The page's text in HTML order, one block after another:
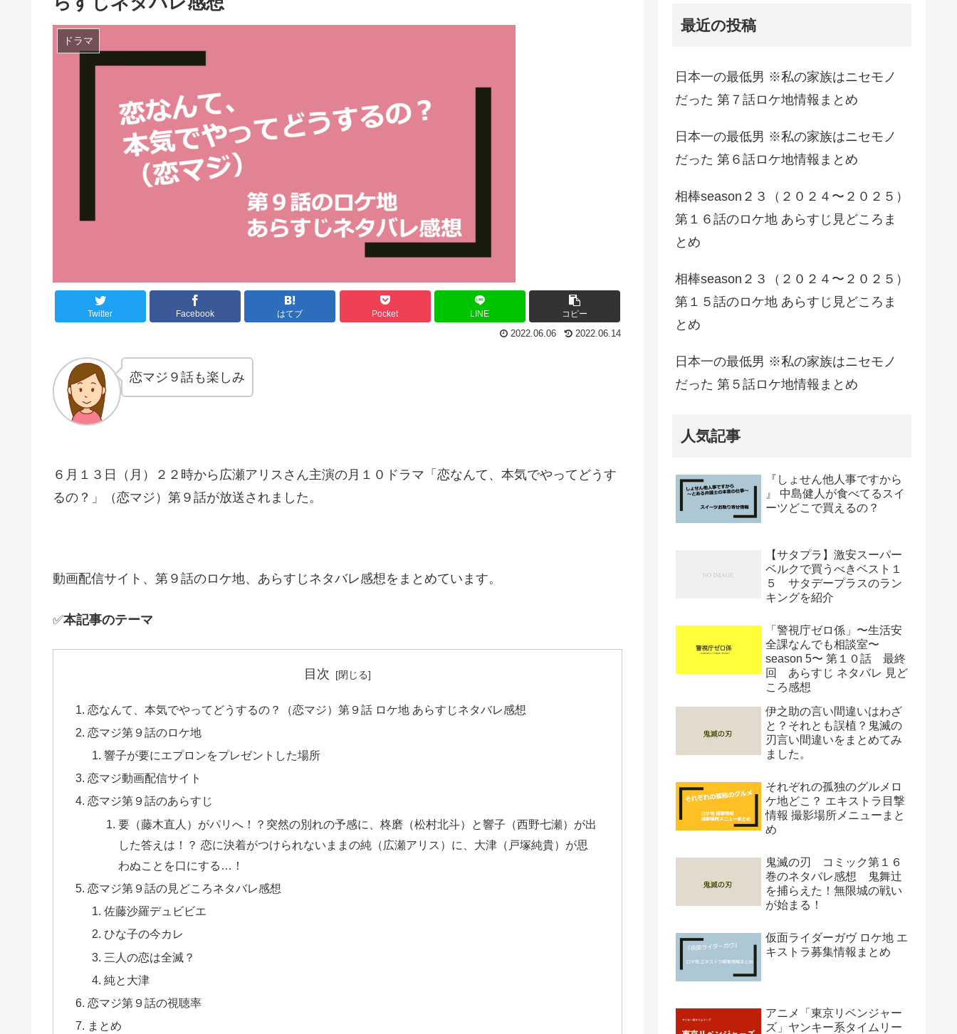
ドラマ
Twitter Facebook はてブ Pocket LINE
コピー
2022.06.14
2022.06.06
恋マジ９話も楽しみ
６月１３日（月）２２時から広瀬アリスさん主演の月１０ドラマ「恋なんて、本気でやってどうす
るの？」（恋マジ）第９話が放送されました。
動画配信サイト、第９話のロケ地、あらすじネタバレ感想をまとめています。
✅本記事のテーマ
目次
恋なんて、本気でやってどうするの？（恋マジ）第９話 ロケ地 あらすじネタバレ感想
恋マジ第９話のロケ地
響子が要にエプロンをプレゼントした場所
恋マジ動画配信サイト
恋マジ第９話のあらすじ
要（藤木直人）がパリへ！？突然の別れの予感に、柊磨（松村北斗）と響子（西野七瀬）が出
した答えは！？ 恋に決着がつけられないままの純（広瀬アリス）に、大津（戸塚純貴）が思
わぬことを口にする…！
恋マジ第９話の見どころネタバレ感想
佐藤沙羅デュビビエ
ひな子の今カレ
三人の恋は全滅？
純と大津
恋マジ第９話の視聴率
まとめ
最近の投稿
日本一の最低男 ※私の家族はニセモノ
だった 第７話ロケ地情報まとめ
日本一の最低男 ※私の家族はニセモノ
だった 第６話ロケ地情報まとめ
相棒season２３（２０２４〜２０２５）
第１６話のロケ地 あらすじ見どころま
とめ
相棒season２３（２０２４〜２０２５）
第１５話のロケ地 あらすじ見どころま
とめ
日本一の最低男 ※私の家族はニセモノ
だった 第５話ロケ地情報まとめ
人気記事
『しょせん他人事ですから
』 中島健人が食べてるスイ
ーツどこで買えるの？
【サタプラ】激安スーパー
ベルクで買うべきベスト１
５ サタデープラスのラン
キングを紹介
「警視庁ゼロ係」〜生活安
全課なんでも相談室〜
season 5〜 第１０話 最終
回 あらすじ ネタバレ 見ど
ころ感想
伊之助の言い間違いはわざ
と？それとも誤植？鬼滅の
刃言い間違いをまとめてみ
ました。
それぞれの孤独のグルメロ
ケ地どこ？ エキストラ目撃
情報 撮影場所メニューまと
め
鬼滅の刃 コミック第１６
巻のネタバレ感想 鬼舞辻
を捕らえた！無限城の戦い
が始まる！
仮面ライダーガヴ ロケ地 エ
キストラ募集情報まとめ
アニメ「東京リベンジャー
ズ」ヤンキー系タイムリー